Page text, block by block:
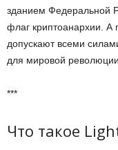
зданием Федеральной
флаг криптоанархии. А
допускают всеми
для мировой революции.
***
Что такое